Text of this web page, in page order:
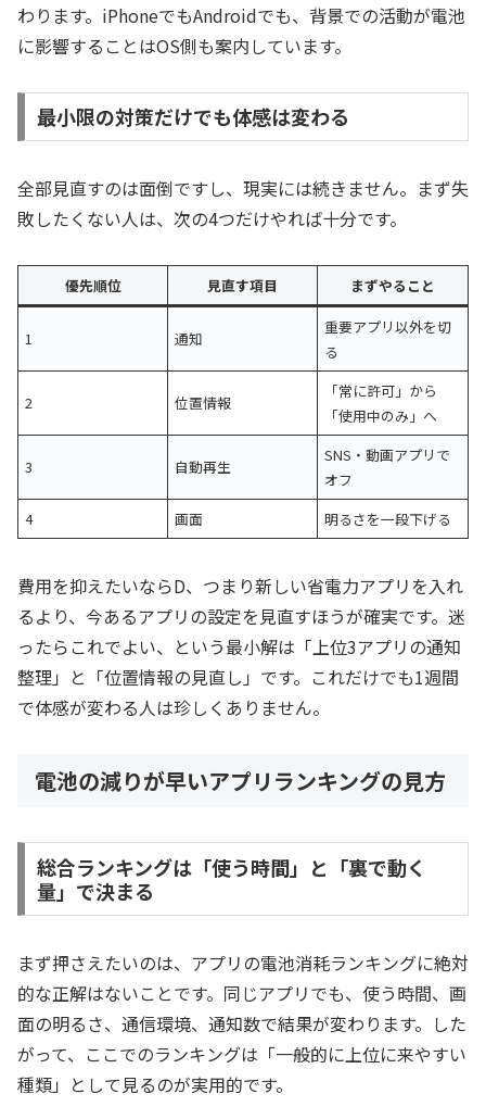
わります。iPhoneでもAndroidでも、背景での活動が電池
に影響することはOS側も案内しています。
最小限の対策だけでも体感は変わる
全部見直すのは面倒ですし、現実には続きません。まず失
敗したくない人は、次の4つだけやれば十分です。
優先順位 見直す項目 まずやること
1 通知
重要アプリ以外を切
る
2 位置情報
「常に許可」から
「使用中のみ」へ
3 自動再生
SNS・動画アプリで
オフ
4
画面 明るさを一段下げる
費用を抑えたいならD、つまり新しい省電力アプリを入れ
るより、今あるアプリの設定を見直すほうが確実です。迷
ったらこれでよい、という最小解は「上位3アプリの通知
整理」と「位置情報の見直し」です。これだけでも1週間
で体感が変わる人は珍しくありません。
電池の減りが早いアプリランキングの見方
総合ランキングは「使う時間」と「裏で動く
量」で決まる
まず押さえたいのは、アプリの電池消耗ランキングに絶対
的な正解はないことです。同じアプリでも、使う時間、画
面の明るさ、通信環境、通知数で結果が変わります。した
がって、ここでのランキングは「一般的に上位に来やすい
種類」として見るのが実用的です。